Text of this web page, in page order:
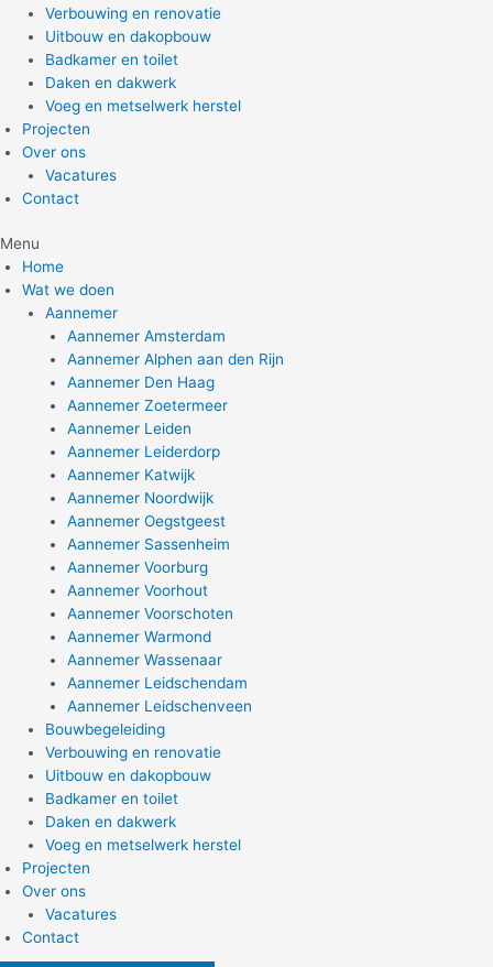
Verbouwing en renovatie
Uitbouw en dakopbouw
Badkamer en toilet
Daken en dakwerk
Voeg en metselwerk herstel
Projecten
Over ons
Vacatures
Contact
Menu
Home
Wat we doen
Aannemer
Aannemer Amsterdam
Aannemer Alphen aan den Rijn
Aannemer Den Haag
Aannemer Zoetermeer
Aannemer Leiden
Aannemer Leiderdorp
Aannemer Katwijk
Aannemer Noordwijk
Aannemer Oegstgeest
Aannemer Sassenheim
Aannemer Voorburg
Aannemer Voorhout
Aannemer Voorschoten
Aannemer Warmond
Aannemer Wassenaar
Aannemer Leidschendam
Aannemer Leidschenveen
Bouwbegeleiding
Verbouwing en renovatie
Uitbouw en dakopbouw
Badkamer en toilet
Daken en dakwerk
Voeg en metselwerk herstel
Projecten
Over ons
Vacatures
Contact